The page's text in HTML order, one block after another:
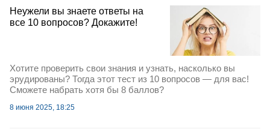
Неужели вы знаете ответы на
все 10 вопросов? Докажите!
Хотите проверить свои знания и узнать, насколько вы
эрудированы? Тогда этот тест из 10 вопросов — для вас!
Сможете набрать хотя бы 8 баллов?
8 июня 2025, 18:25